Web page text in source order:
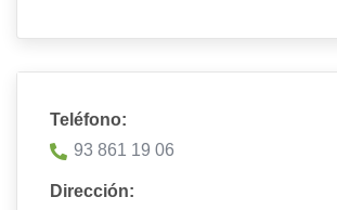
Teléfono:
93 861 19 06
Dirección: